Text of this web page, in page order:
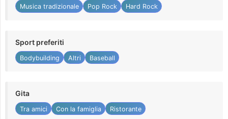
Musica tradizionale Pop Rock Hard Rock
Sport preferiti
Bodybuilding Altri Baseball
Gita
Tra amici Con la famiglia Ristorante